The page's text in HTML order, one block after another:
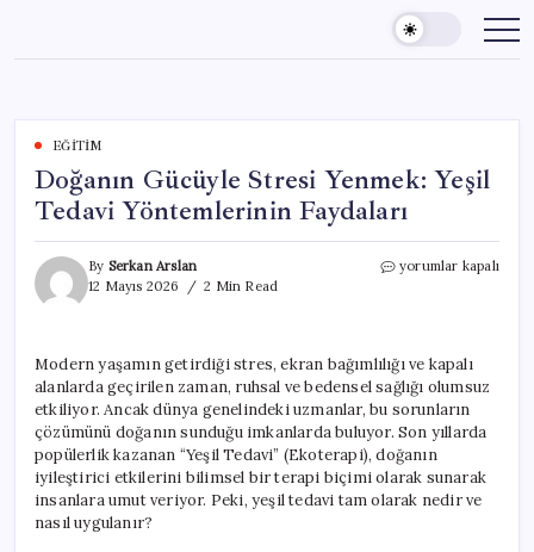
content
EĞITIM
Doğanın Gücüyle Stresi Yenmek: Yeşil
Tedavi Yöntemlerinin Faydaları
By Serkan Arslan
12 Mayıs 2026
2 Min Read
Doğanın
Tedavi
Yöntemlerinin
Faydaları
için
yorumlar kapalı
Modern yaşamın getirdiği stres, ekran bağımlılığı ve kapalı
alanlarda geçirilen zaman, ruhsal ve bedensel sağlığı olumsuz
etkiliyor. Ancak dünya genelindeki uzmanlar, bu sorunların
çözümünü doğanın sunduğu imkanlarda buluyor. Son yıllarda
popülerlik kazanan “Yeşil Tedavi” (Ekoterapi), doğanın
iyileştirici etkilerini bilimsel bir terapi biçimi olarak sunarak
insanlara umut veriyor. Peki, yeşil tedavi tam olarak nedir ve
nasıl uygulanır?